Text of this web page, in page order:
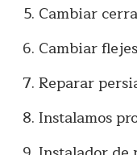
Cambiar
Cambiar
Reparar
Instalamos